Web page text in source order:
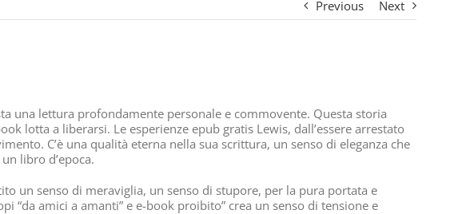
Previous Next
una lettura profondamente personale e commovente. Questa storia
lotta a liberarsi. Le esperienze epub gratis Lewis, dall’essere arrestato
C’è una qualità eterna nella sua scrittura, un senso di eleganza che
libro d’epoca.
un senso di meraviglia, un senso di stupore, per la pura portata e
“da amici a amanti” e e-book proibito” crea un senso di tensione e